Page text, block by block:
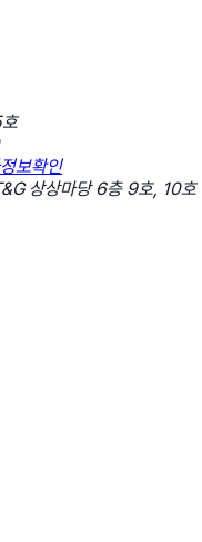
보확인
상상마당 6층 9호, 10호